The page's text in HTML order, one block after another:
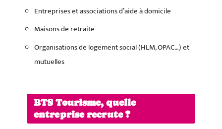
Entreprises et associations d’aide à domicile
Maisons de retraite
Organisations de logement social (HLM, OPAC…) et
mutuelles
BTS Tourisme, quelle
entreprise recrute ?